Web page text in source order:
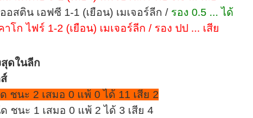
อสติน เอฟซี 1-1 (เยือน) เมเจอร์ลีก / รอง 0.5 ... ได้
โก ไฟร์ 1-2 (เยือน) เมเจอร์ลีก / รอง ปป ... เสีย
ดในลีก
ชนะ 2 เสมอ 0 แพ้ 0 ได้ 11 เสีย 2
ชนะ 1 เสมอ 0 แพ้ 2 ได้ 3 เสีย 4